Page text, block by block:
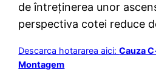
de întreținerea unor
perspectiva cotei reduce
Descarca hotararea aici:Cauza
Montagem